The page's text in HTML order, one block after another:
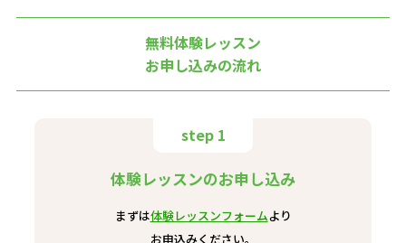
無料体験レッスン
お申し込みの流れ
step 1
体験レッスンのお申し込み
まずは体験レッスンフォームより
お申込みください。